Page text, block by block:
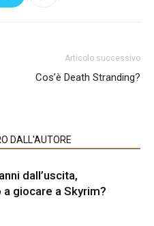
Articolo successivo
Cos’è Death Stranding?
DALL'AUTORE
dall’uscita,
giocare a Skyrim?